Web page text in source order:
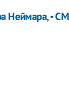
Неймара, -